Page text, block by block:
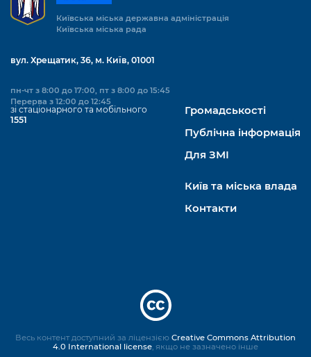
Київська міська державна адміністрація
Київська міська рада
вул. Хрещатик, 36, м. Київ, 01001
пн-чт з 8:00 до 17:00, пт з 8:00 до 15:45
Перерва з 12:00 до 12:45
зі стаціонарного та мобільного
1551
Громадськості
Публічна інформація
Для ЗМІ
Київ та міська влада
Контакти
Весь контент доступний за ліцензією Creative Commons Attribution
4.0 International license , якщо не зазначено інше